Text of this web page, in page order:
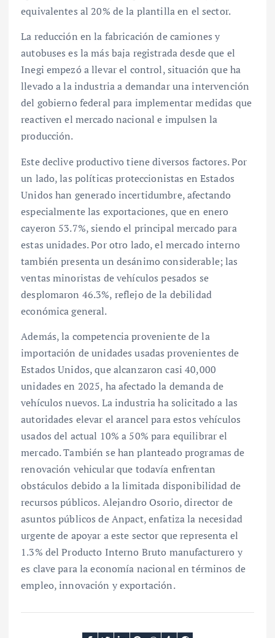
equivalentes al 20% de la plantilla en el sector.
La reducción en la fabricación de camiones y
autobuses es la más baja registrada desde que el
Inegi empezó a llevar el control, situación que ha
llevado a la industria a demandar una intervención
del gobierno federal para implementar medidas que
reactiven el mercado nacional e impulsen la
producción.
Este declive productivo tiene diversos factores. Por
un lado, las políticas proteccionistas en Estados
Unidos han generado incertidumbre, afectando
especialmente las exportaciones, que en enero
cayeron 53.7%, siendo el principal mercado para
estas unidades. Por otro lado, el mercado interno
también presenta un desánimo considerable; las
ventas minoristas de vehículos pesados se
desplomaron 46.3%, reflejo de la debilidad
económica general.
Además, la competencia proveniente de la
importación de unidades usadas provenientes de
Estados Unidos, que alcanzaron casi 40,000
unidades en 2025, ha afectado la demanda de
vehículos nuevos. La industria ha solicitado a las
autoridades elevar el arancel para estos vehículos
usados del actual 10% a 50% para equilibrar el
mercado. También se han planteado programas de
renovación vehicular que todavía enfrentan
obstáculos debido a la limitada disponibilidad de
recursos públicos. Alejandro Osorio, director de
asuntos públicos de Anpact, enfatiza la necesidad
urgente de apoyar a este sector que representa el
1.3% del Producto Interno Bruto manufacturero y
es clave para la economía nacional en términos de
empleo, innovación y exportación.